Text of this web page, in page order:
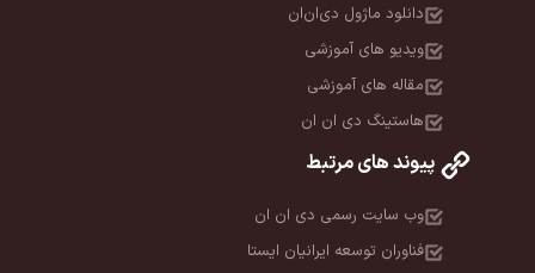
دانلود ماژول دی‌ان‌ان
ویدیو های آموزشی
مقاله های آموزشی
هاستینگ دی ان ان
پیوند های مرتبط
وب سایت رسمی دی ان ان
فناوران توسعه ایرانیان ایستا